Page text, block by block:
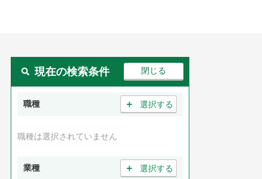
現在の検索条件
職種 ＋ 選択する
職種は選択されていません
業種 ＋ 選択する